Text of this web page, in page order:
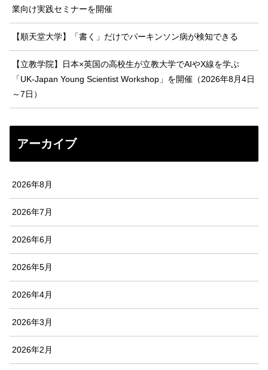
業向け実践セミナーを開催
【順天堂大学】「書く」だけでパーキンソン病が検知できる
【立教学院】日本×英国の高校生が立教大学でAIやX線を学ぶ
「UK-Japan Young Scientist Workshop」を開催（2026年8月4日
～7日）
アーカイブ
2026年8月
2026年7月
2026年6月
2026年5月
2026年4月
2026年3月
2026年2月